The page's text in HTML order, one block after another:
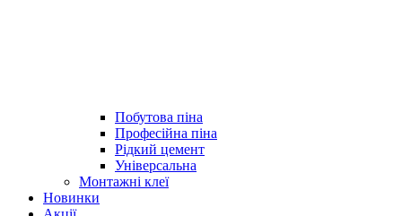
Побутова піна
Професійна піна
Рідкий цемент
Універсальна
Монтажні клеї
Новинки